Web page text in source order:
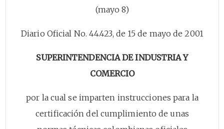
(mayo 8)
Diario Oficial No. 44.423, de 15 de mayo de 2001
SUPERINTENDENCIA DE INDUSTRIA Y
COMERCIO
por la cual se imparten instrucciones para la
certificación del cumplimiento de unas